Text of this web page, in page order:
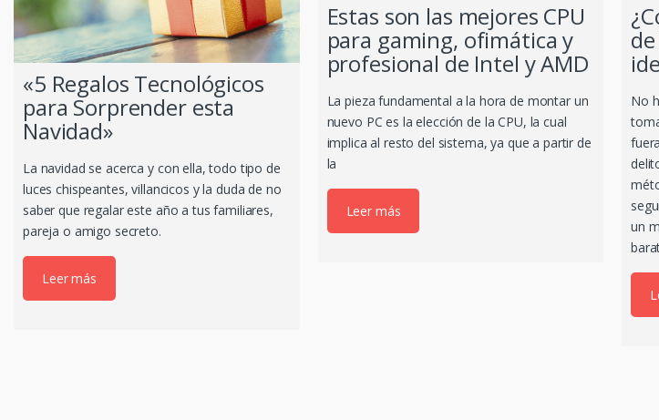
«5 Regalos Tecnológicos
para Sorprender esta
Navidad»
La navidad se acerca y con ella, todo tipo de
luces chispeantes, villancicos y la duda de no
saber que regalar este año a tus familiares,
pareja o amigo secreto.
Leer más
Estas son las mejores CPU
para gaming, ofimática y
profesional de Intel y AMD
La pieza fundamental a la hora de montar un
nuevo PC es la elección de la CPU, la cual
implica al resto del sistema, ya que a partir de
la
Leer más
No
un